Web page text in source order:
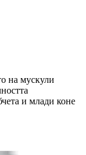
на мускули
и млади коне